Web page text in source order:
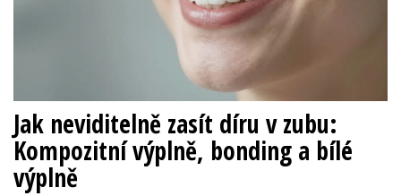
Jak neviditelně zasít díru v zubu:
Kompozitní výplně, bonding a bílé
výplně